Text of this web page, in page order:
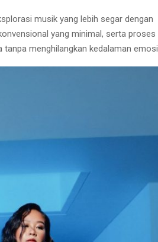
musik yang lebih segar dengan
yang minimal, serta proses
menghilangkan kedalaman emosi.